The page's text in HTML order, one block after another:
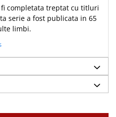
fi completata treptat cu titluri
serie a fost publicata in 65
limbi.